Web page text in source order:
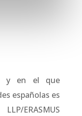
y en el que
españolas es
ERASMUS